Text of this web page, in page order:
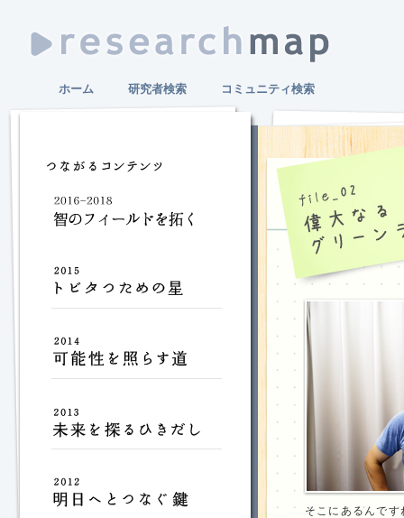
ホーム 研究者検索 コミュニティ検索
そこにあるんです